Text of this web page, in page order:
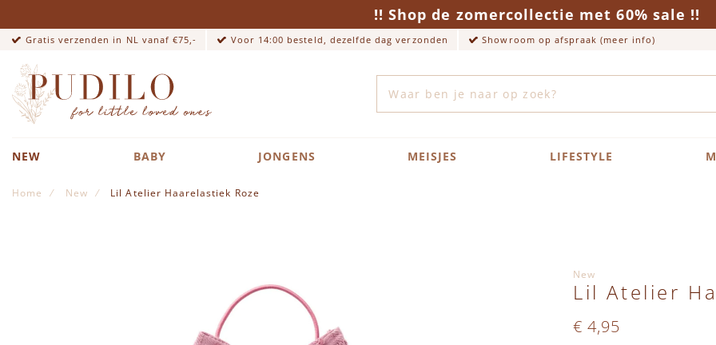
!! Shop de zomercollectie met 60% sale !!
Gratis verzenden in NL vanaf €75,- Voor 14:00 besteld, dezelfde dag verzonden Showroom op afspraak (meer info)
NEW BABY JONGENS MEISJES LIFESTYLE
Home New Lil Atelier Haarelastiek Roze
New
Lil Atelier
€ 4,95